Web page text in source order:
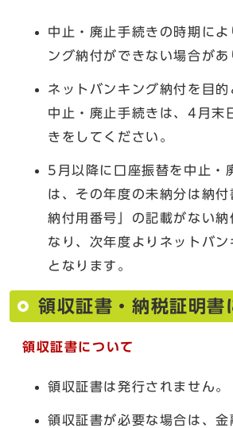
中止・廃止手続きの時期に
ング納付ができない場合があ
ネットバンキング納付を目
中止・廃止手続きは、4月末
きをしてください。
5月以降に口座振替を中止・
は、その年度の未納分は納付
納付用番号」の記載がない納
なり、次年度よりネットバ
となります。
領収証書・納税証明書
領収証書について
領収証書は発行されません。
領収証書が必要な場合は、